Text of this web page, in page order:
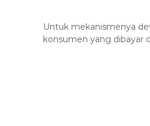
Untuk mekanismenya
konsumen yang dibayar